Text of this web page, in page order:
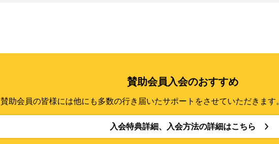
賛助会員入会のおすすめ
賛助会員の皆様には他にも多数の行き届いたサポートをさせていただきます
入会特典詳細、入会方法の詳細はこちら